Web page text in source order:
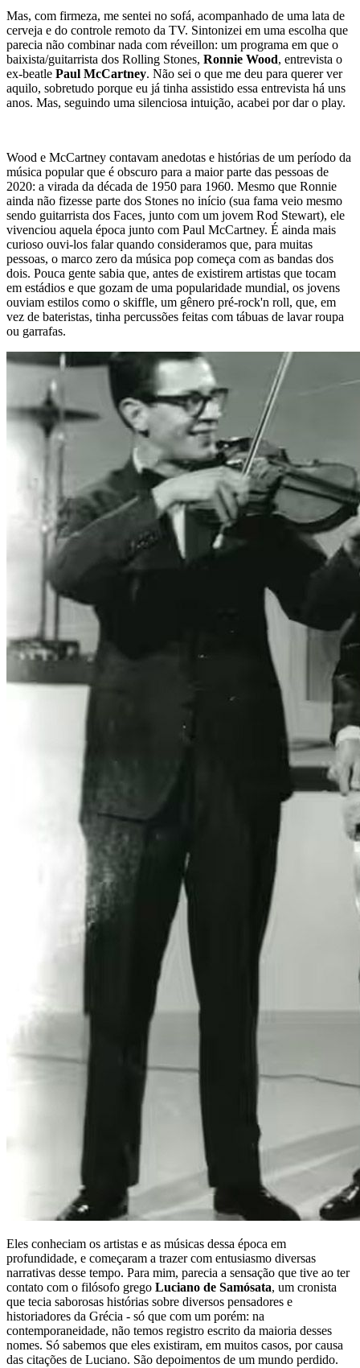
Mas, com firmeza, me sentei no sofá, acompanhado de uma lata de
cerveja e do controle remoto da TV. Sintonizei em uma escolha que
parecia não combinar nada com réveillon: um programa em que o
baixista/guitarrista dos Rolling Stones, Ronnie Wood, entrevista o
ex-beatle Paul McCartney. Não sei o que me deu para querer ver
aquilo, sobretudo porque eu já tinha assistido essa entrevista há uns
anos. Mas, seguindo uma silenciosa intuição, acabei por dar o play.
Wood e McCartney contavam anedotas e histórias de um período da
música popular que é obscuro para a maior parte das pessoas de
2020: a virada da década de 1950 para 1960. Mesmo que Ronnie
ainda não fizesse parte dos Stones no início (sua fama veio mesmo
sendo guitarrista dos Faces, junto com um jovem Rod Stewart), ele
vivenciou aquela época junto com Paul McCartney. É ainda mais
curioso ouvi-los falar quando consideramos que, para muitas
pessoas, o marco zero da música pop começa com as bandas dos
dois. Pouca gente sabia que, antes de existirem artistas que tocam
em estádios e que gozam de uma popularidade mundial, os jovens
ouviam estilos como o skiffle, um gênero pré-rock'n roll, que, em
vez de bateristas, tinha percussões feitas com tábuas de lavar roupa
ou garrafas.
Eles conheciam os artistas e as músicas dessa época em
profundidade, e começaram a trazer com entusiasmo diversas
narrativas desse tempo. Para mim, parecia a sensação que tive ao ter
contato com o filósofo grego Luciano de Samósata, um cronista
que tecia saborosas histórias sobre diversos pensadores e
historiadores da Grécia - só que com um porém: na
contemporaneidade, não temos registro escrito da maioria desses
nomes. Só sabemos que eles existiram, em muitos casos, por causa
das citações de Luciano. São depoimentos de um mundo perdido.